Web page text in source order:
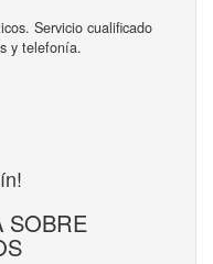
Servicio cualificado
y telefonía.
SOBRE